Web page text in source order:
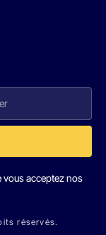
acceptez nos
réservés.